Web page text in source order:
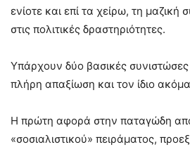
ενίοτε και επί τα χείρω, τη
στις πολιτικές δραστηριότητες.
Υπάρχουν δύο βασικές
πλήρη απαξίωση και τον ίδιο
Η πρώτη αφορά στην παταγώδη
«σοσιαλιστικού» πειράματος,